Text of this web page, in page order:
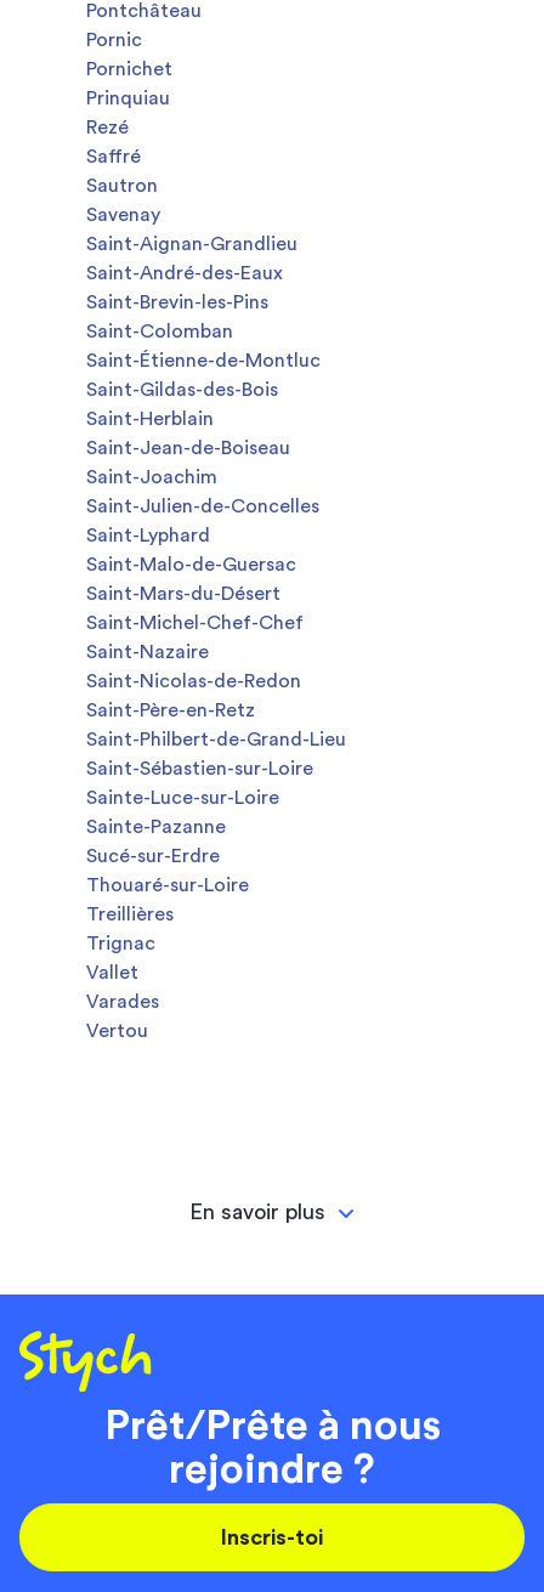
Pontchâteau
Pornic
Pornichet
Prinquiau
Rezé
Saffré
Sautron
Savenay
Saint-Aignan-Grandlieu
Saint-André-des-Eaux
Saint-Brevin-les-Pins
Saint-Colomban
Saint-Étienne-de-Montluc
Saint-Gildas-des-Bois
Saint-Herblain
Saint-Jean-de-Boiseau
Saint-Joachim
Saint-Julien-de-Concelles
Saint-Lyphard
Saint-Malo-de-Guersac
Saint-Mars-du-Désert
Saint-Michel-Chef-Chef
Saint-Nazaire
Saint-Nicolas-de-Redon
Saint-Père-en-Retz
Saint-Philbert-de-Grand-Lieu
Saint-Sébastien-sur-Loire
Sainte-Luce-sur-Loire
Sainte-Pazanne
Sucé-sur-Erdre
Thouaré-sur-Loire
Treillières
Trignac
Vallet
Varades
Vertou
En savoir plus
Prêt/Prête à nous
rejoindre ?
Inscris-toi